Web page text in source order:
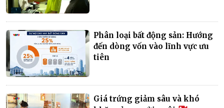
Phân loại bất động sản: Hướng
đến dòng vốn vào lĩnh vực ưu
tiên
Giá trứng giảm sâu và khó